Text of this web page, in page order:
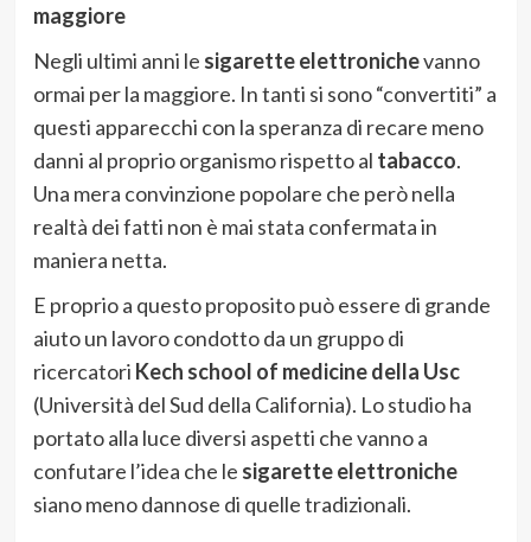
maggiore
Negli ultimi anni le sigarette elettronichevanno
ormai per la maggiore. In tanti si sono “convertiti” a
questi apparecchi con la speranza di recare meno
danni al proprio organismo rispetto al tabacco.
Una mera convinzione popolare che però nella
realtà dei fatti non è mai stata confermata in
maniera netta.
E proprio a questo proposito può essere di grande
aiuto un lavoro condotto da un gruppo di
ricercatori Kech school of medicine della Usc
(Università del Sud della California). Lo studio ha
portato alla luce diversi aspetti che vanno a
confutare l’idea che le sigarette elettroniche
siano meno dannose di quelle tradizionali.